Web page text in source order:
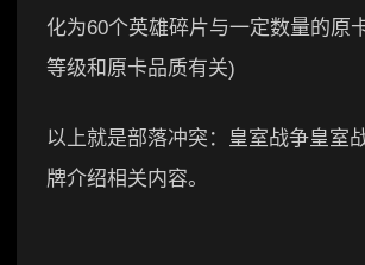
化为60个英雄碎片与一定数量的原
等级和原卡品质有关)
以上就是部落冲突：皇室战争皇室
牌介绍相关内容。